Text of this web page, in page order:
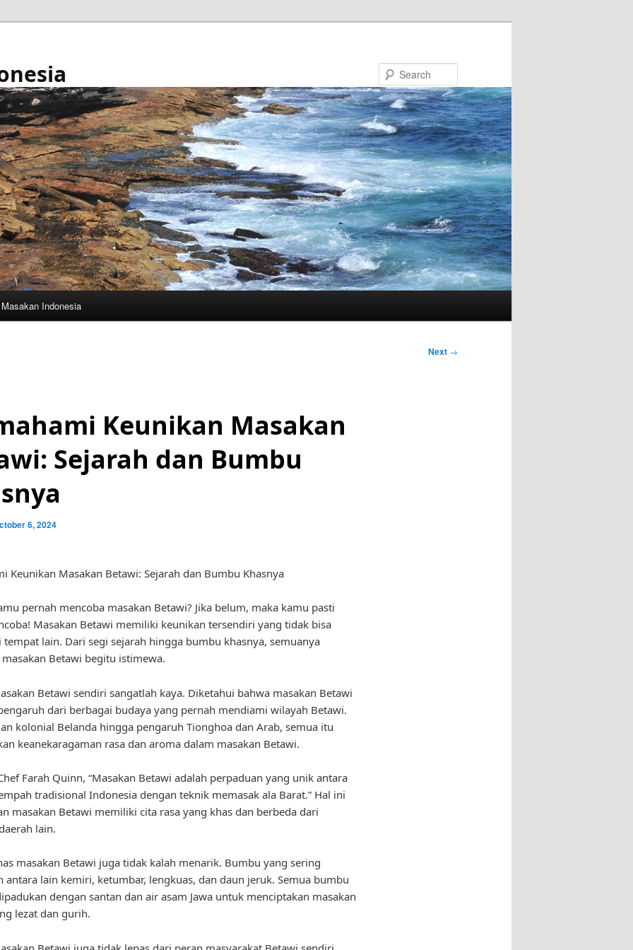
Masakan Indonesia
Next →
Keunikan Masakan
Sejarah dan Bumbu
6, 2024
Keunikan Masakan Betawi: Sejarah dan Bumbu Khasnya
pernah mencoba masakan Betawi? Jika belum, maka kamu pasti
Masakan Betawi memiliki keunikan tersendiri yang tidak bisa
lain. Dari segi sejarah hingga bumbu khasnya, semuanya
Betawi begitu istimewa.
Betawi sendiri sangatlah kaya. Diketahui bahwa masakan Betawi
dari berbagai budaya yang pernah mendiami wilayah Betawi.
kolonial Belanda hingga pengaruh Tionghoa dan Arab, semua itu
keanekaragaman rasa dan aroma dalam masakan Betawi.
Farah Quinn, “Masakan Betawi adalah perpaduan yang unik antara
tradisional Indonesia dengan teknik memasak ala Barat.” Hal ini
masakan Betawi memiliki cita rasa yang khas dan berbeda dari
lain.
masakan Betawi juga tidak kalah menarik. Bumbu yang sering
antara lain kemiri, ketumbar, lengkuas, dan daun jeruk. Semua bumbu
dengan santan dan air asam Jawa untuk menciptakan masakan
lezat dan gurih.